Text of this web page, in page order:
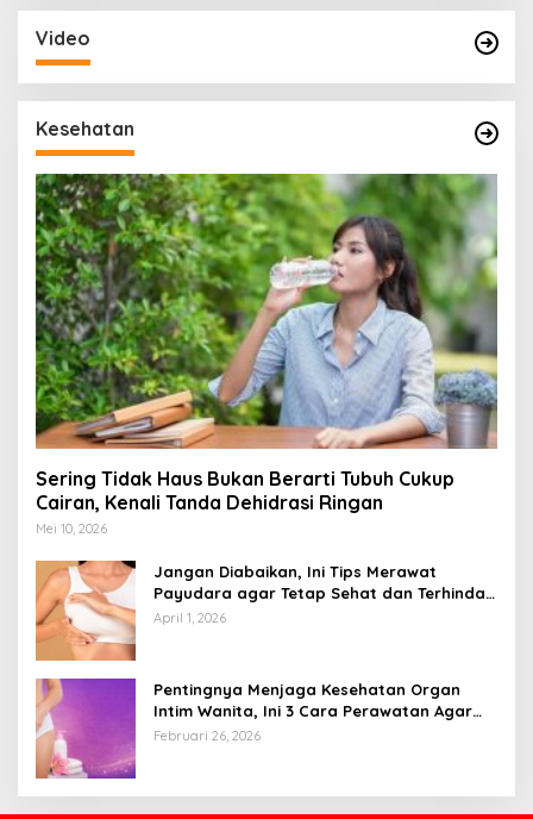
Video
Kesehatan
Sering Tidak Haus Bukan Berarti Tubuh Cukup
Cairan, Kenali Tanda Dehidrasi Ringan
Mei 10, 2026
Jangan Diabaikan, Ini Tips Merawat
Payudara agar Tetap Sehat dan Terhindar
dari Risiko Penyakit
April 1, 2026
Pentingnya Menjaga Kesehatan Organ
Intim Wanita, Ini 3 Cara Perawatan Agar
Tetap Bersih
Februari 26, 2026